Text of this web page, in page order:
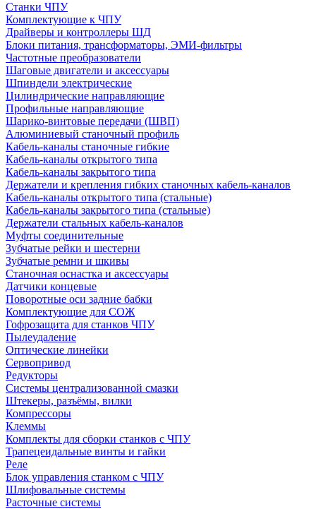
Станки ЧПУ
Комплектующие к ЧПУ
Драйверы и контроллеры ШД
Блоки питания, трансформаторы, ЭМИ-фильтры
Частотные преобразователи
Шаговые двигатели и аксессуары
Шпиндели электрические
Цилиндрические направляющие
Профильные направляющие
Шарико-винтовые передачи (ШВП)
Алюминиевый станочный профиль
Кабель-каналы станочные гибкие
Кабель-каналы открытого типа
Кабель-каналы закрытого типа
Держатели и крепления гибких станочных кабель-каналов
Кабель-каналы открытого типа (стальные)
Кабель-каналы закрытого типа (стальные)
Держатели стальных кабель-каналов
Муфты соединительные
Зубчатые рейки и шестерни
Зубчатые ремни и шкивы
Станочная оснастка и аксессуары
Датчики концевые
Поворотные оси задние бабки
Комплектующие для СОЖ
Гофрозащита для станков ЧПУ
Пылеудаление
Оптические линейки
Сервопривод
Редукторы
Системы централизованной смазки
Штекеры, разъёмы, вилки
Компрессоры
Клеммы
Комплекты для сборки станков с ЧПУ
Трапецеидальные винты и гайки
Реле
Блок управления станком с ЧПУ
Шлифовальные системы
Расточные системы